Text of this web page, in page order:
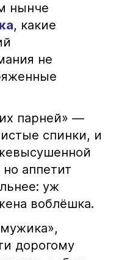
нынче
, какие
не
парней» —
спинки, и
аппетит
уж
воблёшка.
дорогому